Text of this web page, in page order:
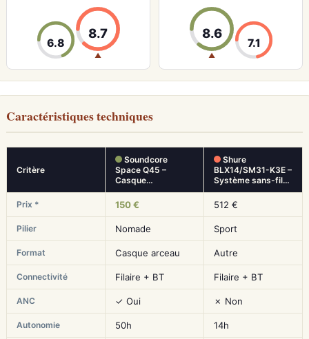
6.8
8.7
▲
8.6
▲
7.1
Caractéristiques techniques
Critère
Soundcore
Space Q45 –
Casque…
Shure
BLX14/SM31-K3E –
Système sans-fil…
Prix * 150 € 512 €
Pilier Nomade Sport
Format Casque arceau Autre
Connectivité Filaire + BT Filaire + BT
ANC ✓ Oui ✗ Non
Autonomie 50h 14h